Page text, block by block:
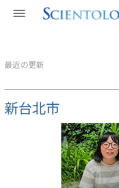
最近の更新
新台北市